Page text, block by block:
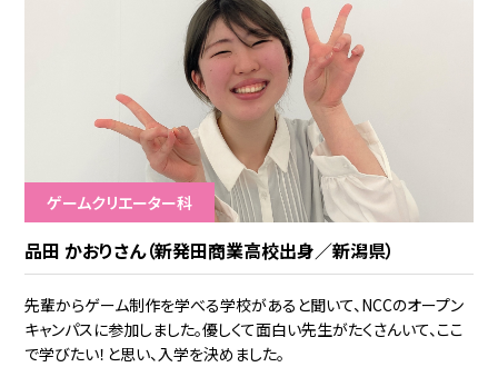
ゲームクリエーター科
品田 かおりさん（新発田商業高校出身／新潟県）
先輩からゲーム制作を学べる学校があると聞いて、NCCのオープン
キャンパスに参加しました。優しくて面白い先生がたくさんいて、ここ
で学びたい！と思い、入学を決めました。